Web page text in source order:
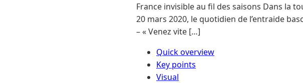
France invisible au fil des saisons Dans la
20 mars 2020, le quotidien de l’entraide
– « Venez vite […]
Quick overview
Key points
Visual